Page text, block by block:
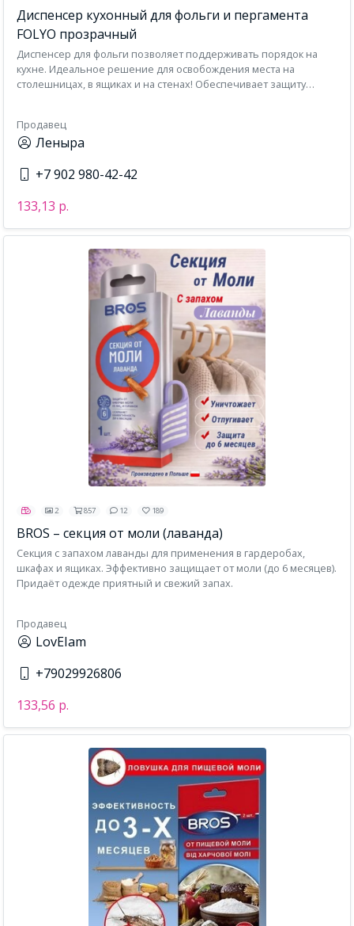
Диспенсер кухонный для фольги и пергамента
FOLYO прозрачный
Диспенсер для фольги позволяет поддерживать порядок на
кухне. Идеальное решение для освобождения места на
столешницах, в ящиках и на стенах! Обеспечивает защиту
более долговечным.
Продавец
Леныра
+7 902 980-42-42
133,13 р.
2 857 12 189
BROS – секция от моли (лаванда)
Секция с запахом лаванды для применения в гардеробах,
шкафах и ящиках. Эффективно защищает от моли (до 6 месяцев).
Придаёт одежде приятный и свежий запах.
Продавец
LovEIam
+79029926806
133,56 р.